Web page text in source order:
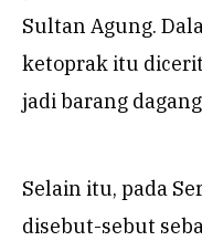
Sultan Agung.
ketoprak itu
jadi barang
Selain itu, pada
disebut-sebut